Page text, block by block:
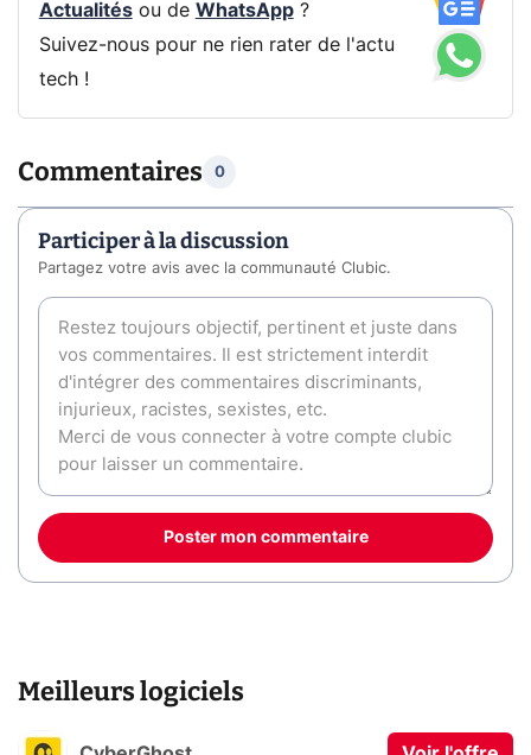
Actualitésou de WhatsApp?
Suivez-nous pour ne rien rater de l'actu
tech !
Commentaires 0
Participer à la discussion
Partagez votre avis avec la communauté Clubic.
Poster mon commentaire
Meilleurs logiciels